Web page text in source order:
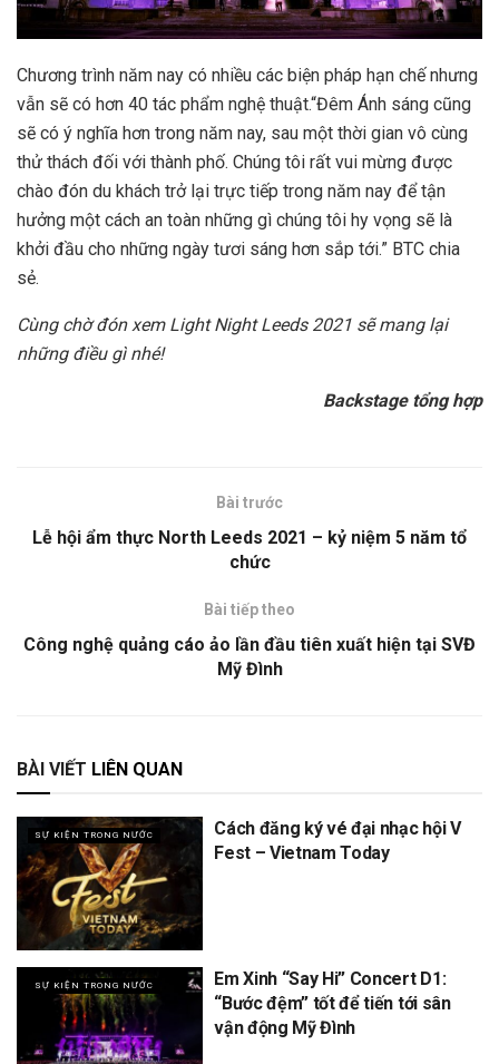
Chương trình năm nay có nhiều các biện pháp hạn chế nhưng
vẫn sẽ có hơn 40 tác phẩm nghệ thuật.“Đêm Ánh sáng cũng
sẽ có ý nghĩa hơn trong năm nay, sau một thời gian vô cùng
thử thách đối với thành phố. Chúng tôi rất vui mừng được
chào đón du khách trở lại trực tiếp trong năm nay để tận
hưởng một cách an toàn những gì chúng tôi hy vọng sẽ là
khởi đầu cho những ngày tươi sáng hơn sắp tới.” BTC chia
sẻ.
Cùng chờ đón xem Light Night Leeds 2021 sẽ mang lại
những điều gì nhé!
Backstage tổng hợp
Bài trước
Lễ hội ẩm thực North Leeds 2021 – kỷ niệm 5 năm tổ
chức
Bài tiếp theo
Công nghệ quảng cáo ảo lần đầu tiên xuất hiện tại SVĐ
Mỹ Đình
BÀI VIẾT LIÊN QUAN
SỰ KIỆN TRONG NƯỚC
Cách đăng ký vé đại nhạc hội V
Fest – Vietnam Today
SỰ KIỆN TRONG NƯỚC
Em Xinh “Say Hi” Concert D1:
“Bước đệm” tốt để tiến tới sân
vận động Mỹ Đình